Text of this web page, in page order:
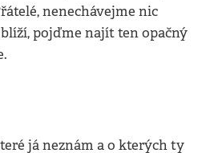
nenechávejme nic
pojďme najít ten opačný
já neznám a o kterých ty